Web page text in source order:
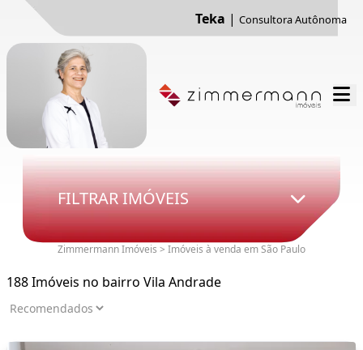
Teka | Consultora Autônoma
FILTRAR IMÓVEIS
Zimmermann Imóveis > Imóveis à venda em São Paulo
188 Imóveis no bairro Vila Andrade